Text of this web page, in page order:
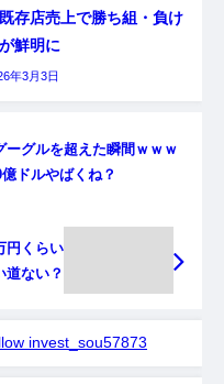
存店売上で勝ち組・負け
鮮明に
年3月3日
ーグルを超えた瞬間ｗｗｗ
ドルやばくね？
円くらい
道ない？
invest_sou57873